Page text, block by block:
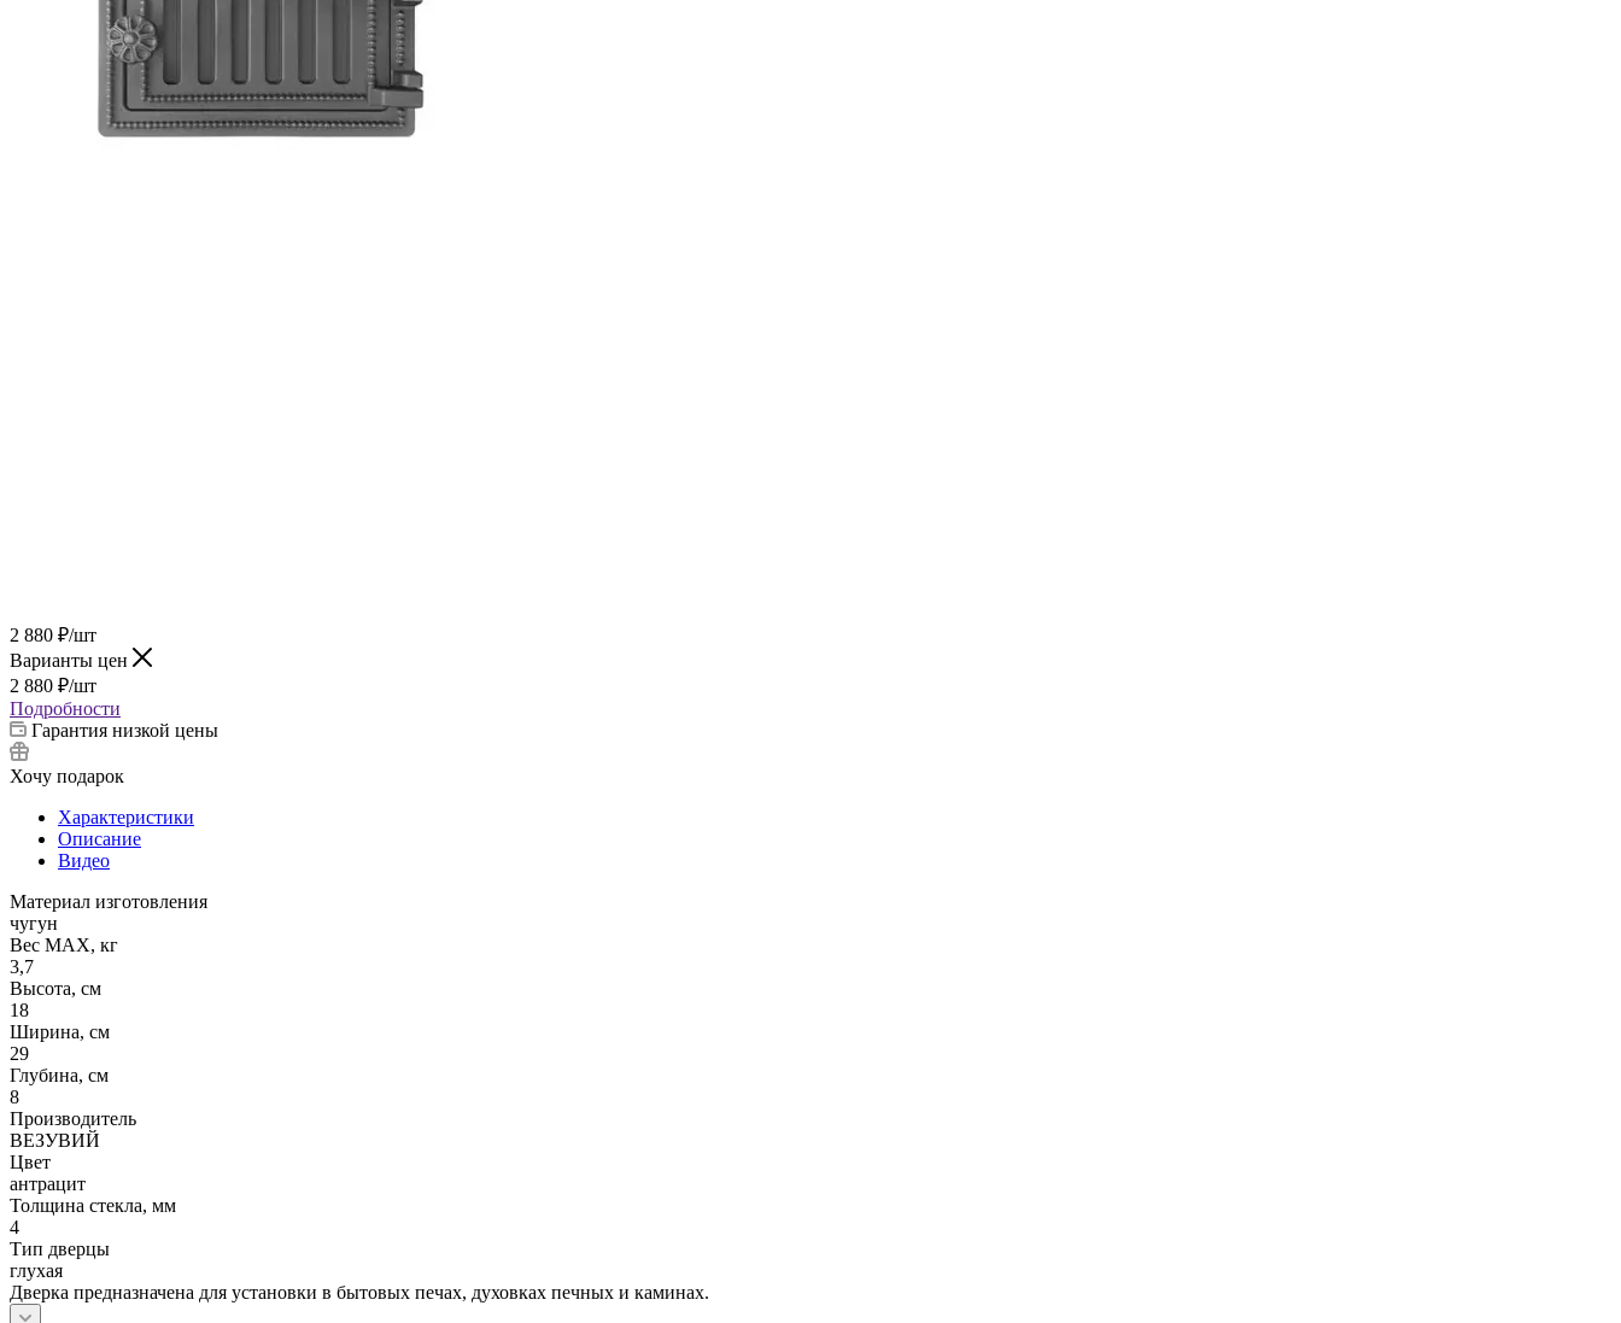
2 880 ₽/шт
Варианты цен
2 880 ₽/шт
Подробности
Гарантия низкой цены
Хочу подарок
Характеристики
Описание
Видео
Материал изготовления
чугун
Вес МАХ, кг
3,7
Высота, см
18
Ширина, см
29
Глубина, см
8
Производитель
ВЕЗУВИЙ
Цвет
антрацит
Толщина стекла, мм
4
Тип дверцы
глухая
Дверка предназначена для установки в бытовых печах, духовках печных и каминах.